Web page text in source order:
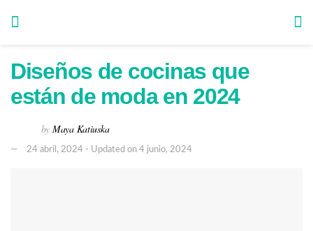
Diseños de cocinas que
están de moda en 2024
by Maya Katiuska
24 abril, 2024 - Updated on 4 junio, 2024